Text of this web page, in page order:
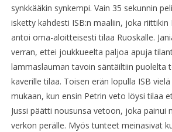
synkkääkin synkempi. Vain 35 sekunnin
isketty kahdesti ISB:n maaliin, joka riittikin
antoi oma-aloitteisesti tilaa Ruoskalle.
verran, ettei joukkueelta paljoa apuja
lammaslauman tavoin säntäiltiin puolelta
kaverille tilaa. Toisen erän lopulla ISB
mukaan, kun ensin Petrin veto löysi tilaa
Jussi päätti nousunsa vetoon, joka painui
verkon perälle. Myös tunteet meinasivat